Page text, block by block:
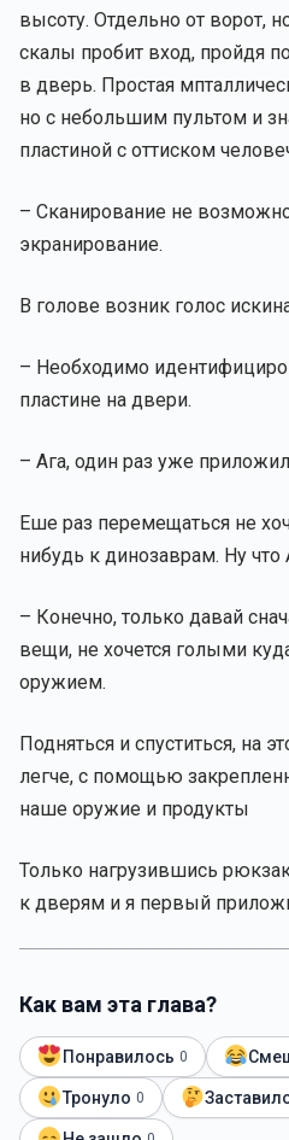
высоту. Отдельно от ворот,
скалы пробит вход, пройдя
в дверь. Простая
но с небольшим пультом и
пластиной с оттиском
– Сканирование не
экранирование.
В голове возник голос
– Необходимо
пластине на двери.
– Ага, один раз уже
Еше раз перемещаться не
нибудь к динозаврам. Ну что
– Конечно, только давай
вещи, не хочется голыми
оружием.
Подняться и спуститься, на
легче, с помощью
наше оружие и продукты
Только нагрузившись
к дверям и я первый
Как вам эта глава?
Понравилось 0
Тронуло 0